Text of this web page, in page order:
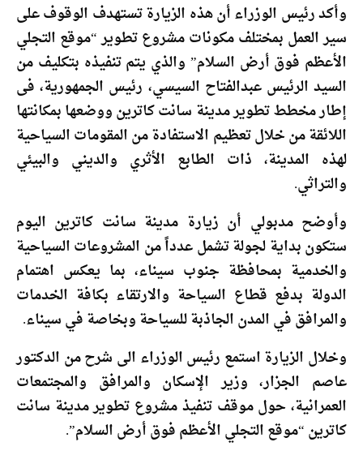
وأكد رئيس الوزراء أن هذه الزيارة تستهدف الوقوف على
سير العمل بمختلف مكونات مشروع تطوير “موقع التجلي
الأعظم فوق أرض السلام” والذي يتم تنفيذه بتكليف من
السيد الرئيس عبدالفتاح السيسي، رئيس الجمهورية، فى
إطار مخطط تطوير مدينة سانت كاترين ووضعها بمكانتها
اللائقة من خلال تعظيم الاستفادة من المقومات السياحية
لهذه المدينة، ذات الطابع الأثري والديني والبيئي
والتراثي.
وأوضح مدبولي أن زيارة مدينة سانت كاترين اليوم
ستكون بداية لجولة تشمل عدداً من المشروعات السياحية
والخدمية بمحافظة جنوب سيناء، بما يعكس اهتمام
الدولة بدفع قطاع السياحة والارتقاء بكافة الخدمات
والمرافق في المدن الجاذبة للسياحة وبخاصة في سيناء.
وخلال الزيارة استمع رئيس الوزراء الى شرح من الدكتور
عاصم الجزار، وزير الإسكان والمرافق والمجتمعات
العمرانية، حول موقف تنفيذ مشروع تطوير مدينة سانت
كاترين “موقع التجلي الأعظم فوق أرض السلام”.